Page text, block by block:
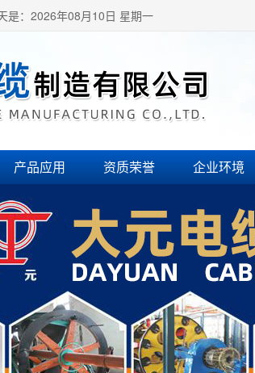
是：2026年08月10日 星期一
产品应用 资质荣誉 企业环境